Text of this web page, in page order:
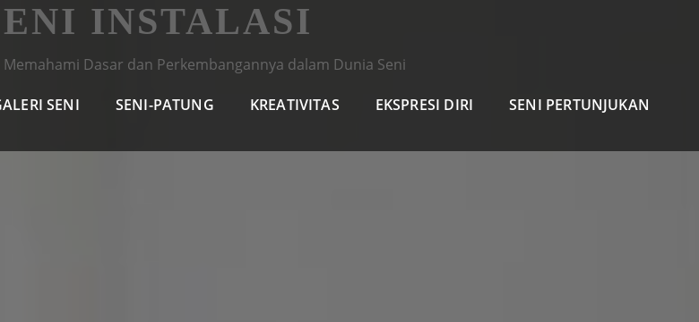
SENI SENI-PATUNG KREATIVITAS EKSPRESI DIRI SENI PERTUNJUKAN
INSTALASI
Memahami Dasar dan Perkembangannya dalam Dunia Seni